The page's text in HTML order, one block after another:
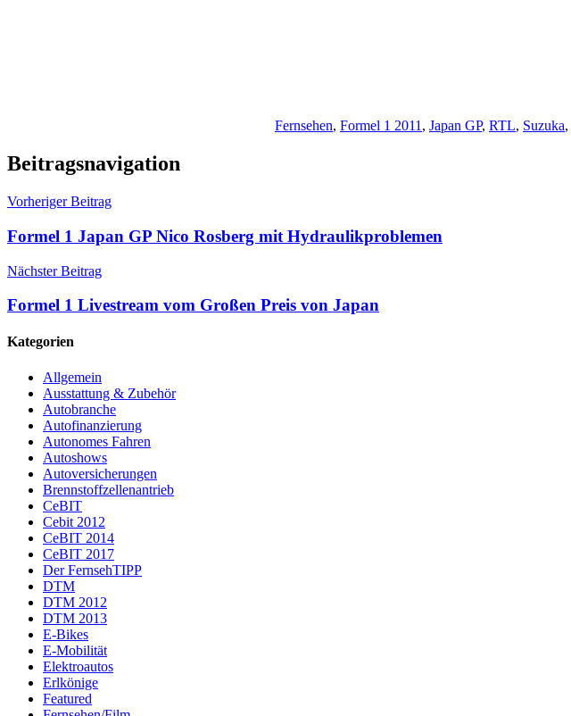
Fernsehen, Formel 1 2011 , Japan GP, RTL, Suzuka,
Beitragsnavigation
Vorheriger Beitrag
Formel 1 Japan GP Nico Rosberg mit Hydraulikproblemen
Nächster Beitrag
Formel 1 Livestream vom Großen Preis von Japan
Kategorien
Allgemein
Ausstattung & Zubehör
Autobranche
Autofinanzierung
Autonomes Fahren
Autoshows
Autoversicherungen
Brennstoffzellenantrieb
CeBIT
Cebit 2012
CeBIT 2014
CeBIT 2017
Der FernsehTIPP
DTM
DTM 2012
DTM 2013
E-Bikes
E-Mobilität
Elektroautos
Erlkönige
Featured